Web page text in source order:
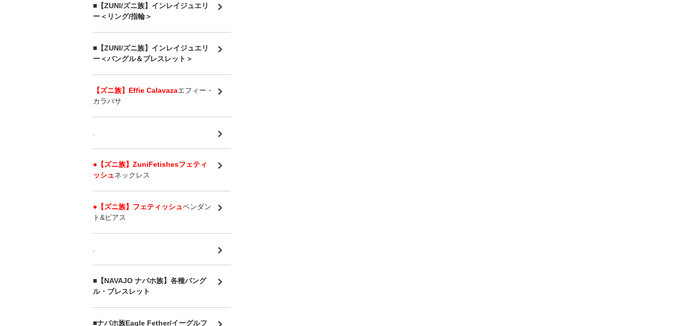
■【ZUNI/ズニ族】インレイジュエリ
ー＜リング/指輪＞
■【ZUNI/ズニ族】インレイジュエリ
ー＜バングル＆ブレスレット＞
【ズニ族】Effie Calavazaエフィー・
カラバサ
●【ズニ族】ZuniFetishesフェティ
ッシュネックレス
●【ズニ族】フェティッシュペンダン
ト&ピアス
■【NAVAJO ナバホ族】各種バング
ル・ブレスレット
■ナバホ族Eagle Fether/イーグルフ